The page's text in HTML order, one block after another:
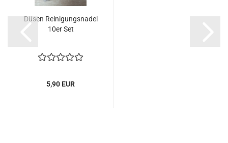
Düsen Reinigungsnadel
10er Set
5,90 EUR